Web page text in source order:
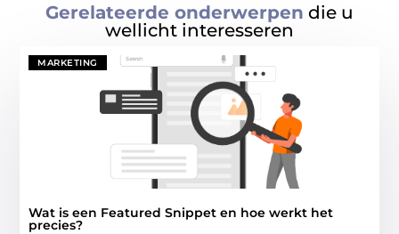
Gerelateerde onderwerpen die u
wellicht interesseren
MARKETING
Wat is een Featured Snippet en hoe werkt het
precies?